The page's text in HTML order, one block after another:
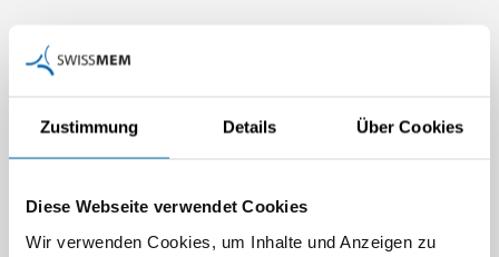
Zustimmung Details Über Cookies
Diese Webseite verwendet Cookies
Wir verwenden Cookies, um Inhalte und Anzeigen zu
Berufsbildner/in für Kaufleute in der MEM-
24.02.2027 - 24.02.2027 (Nr. 27802-A)